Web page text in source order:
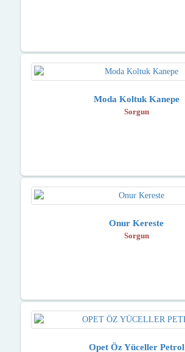
Moda Koltuk Kanepe
Sorgun
Onur Kereste
Sorgun
Opet Öz Yüceller Petrol